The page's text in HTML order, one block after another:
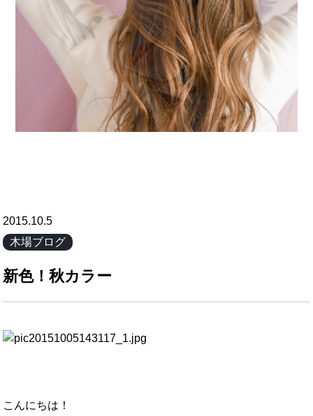
2015.10.5
木場ブログ
新色！秋カラー
こんにちは！